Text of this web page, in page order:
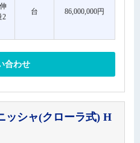
2
台 86,000,000円
合わせ
ッシャ(クローラ式) H